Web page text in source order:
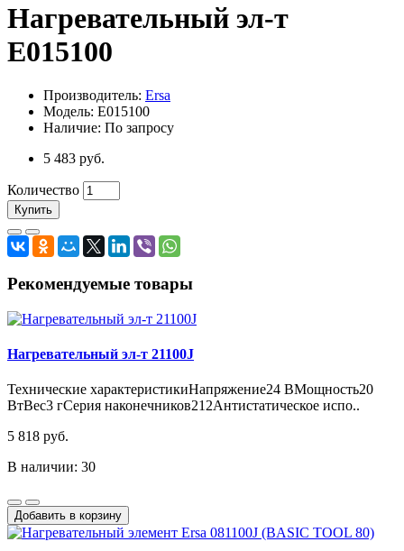
Нагревательный эл-т
E015100
Производитель: Ersa
Модель: E015100
Наличие: По запросу
5 483 руб.
Количество
Купить
Рекомендуемые товары
Нагревательный эл-т 21100J
Технические характеристикиНапряжение24 ВМощность20
ВтВес3 гСерия наконечников212Антистатическое испо..
5 818 руб.
В наличии: 30
Добавить в корзину